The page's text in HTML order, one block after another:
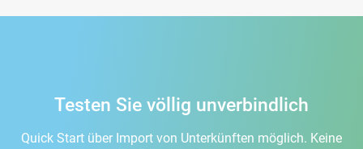
Testen Sie völlig unverbindlich
Quick Start über Import von Unterkünften möglich. Keine